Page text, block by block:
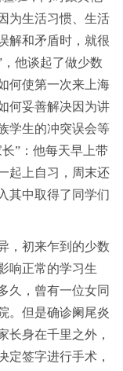
为生活习惯、生活
解和矛盾时，就很
他谈起了做少数
何使第一次来上海
何妥善解决因为讲
学生的冲突误会等
”：他每天早上带
起上自习，周末还
其中取得了同学们
，初来乍到的少数
响正常的学习生
久，曾有一位女同
。但是确诊阑尾炎
长身在千里之外，
定签字进行手术，